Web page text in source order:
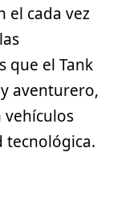
el cada vez
que el Tank
aventurero,
vehículos
tecnológica.